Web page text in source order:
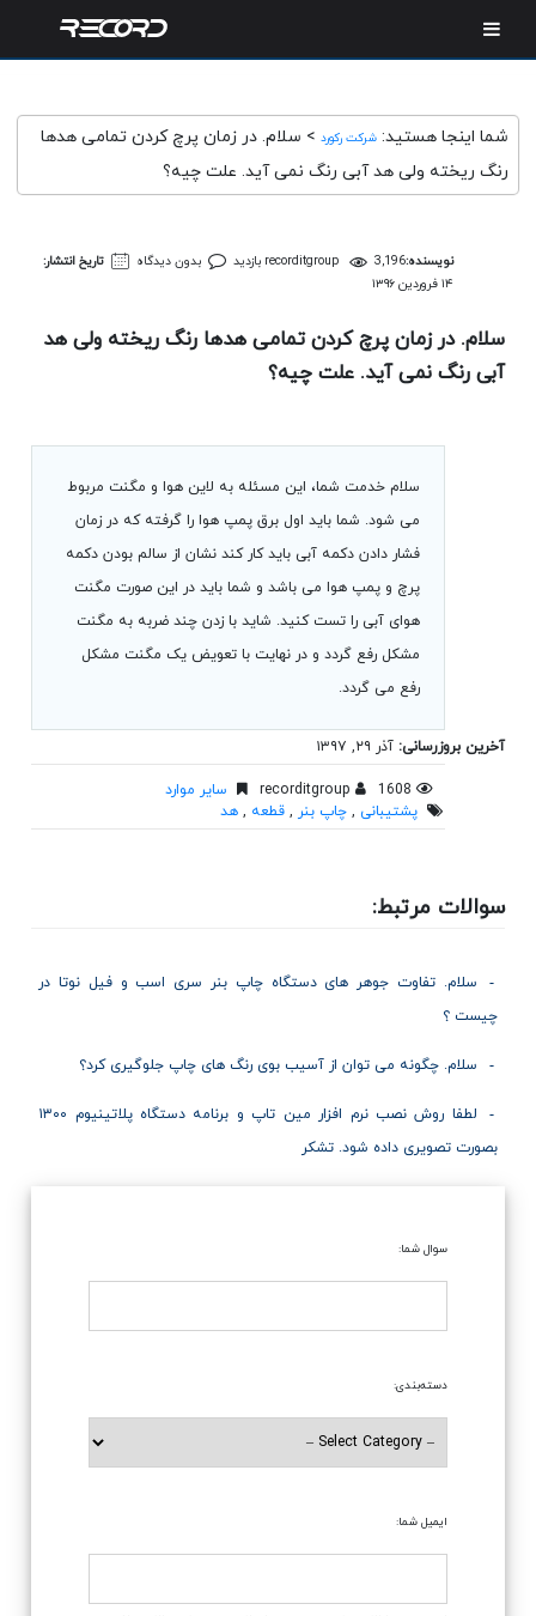
شما اینجا هستید: شرکت رکورد > سلام. در زمان پرچ کردن تمامی هدها
رنگ ریخته ولی هد آبی رنگ نمی آید. علت چیه؟
نویسنده: recorditgroup 3,196 بازدید بدون دیدگاه
تاریخ انتشار:
۱۴ فروردین ۱۳۹۶
سلام. در زمان پرچ کردن تمامی هدها رنگ ریخته ولی هد
آبی رنگ نمی آید. علت چیه؟
سلام خدمت شما، این مسئله به لاین هوا و مگنت مربوط
می شود. شما باید اول برق پمپ هوا را گرفته که در زمان
فشار دادن دکمه آبی باید کار کند نشان از سالم بودن دکمه
پرچ و پمپ هوا می باشد و شما باید در این صورت مگنت
هوای آبی را تست کنید. شاید با زدن چند ضربه به مگنت
مشکل رفع گردد و در نهایت با تعویض یک مگنت مشکل
رفع می گردد.
آخرین بروزرسانی: آذر ۲۹, ۱۳۹۷
1608
سایر موارد
پشتیبانی ,چاپ بنر ,قطعه ,هد
سوالات مرتبط:
سلام. تفاوت جوهر های دستگاه چاپ بنر سری اسب و فیل نوتا در
چیست ؟
سلام. چگونه می توان از آسیب بوی رنگ های چاپ جلوگیری کرد؟
لطفا روش نصب نرم افزار مین تاپ و برنامه دستگاه پلاتینیوم ۱۳۰۰
بصورت تصویری داده شود. تشکر
سوال شما:
دسته‌بندی:
ایمیل شما: